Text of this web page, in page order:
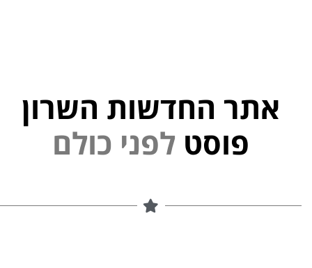
אתר החדשות השרון
פוסט
כ ולם פ